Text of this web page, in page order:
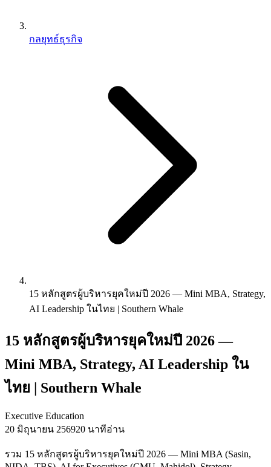
กลยุทธ์ธุรกิจ
15 หลักสูตรผู้บริหารยุคใหม่ปี 2026 — Mini MBA, Strategy,
AI Leadership ในไทย | Southern Whale
15 หลักสูตรผู้บริหารยุคใหม่ปี 2026 —
Mini MBA, Strategy, AI Leadership ใน
ไทย | Southern Whale
Executive Education
20 มิถุนายน 256920 นาทีอ่าน
รวม 15 หลักสูตรผู้บริหารยุคใหม่ปี 2026 — Mini MBA (Sasin,